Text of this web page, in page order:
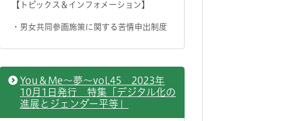
【トピックス＆インフォメーション】
・男女共同参画施策に関する苦情申出制度
You＆Me～夢～vol.45 2023年
10月1日発行 特集「デジタル化の
進展とジェンダー平等」